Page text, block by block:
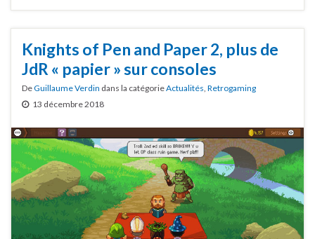
Knights of Pen and Paper 2, plus de
JdR « papier » sur consoles
DeGuillaume Verdin dans la catégorieActualités, Retrogaming
13 décembre 2018